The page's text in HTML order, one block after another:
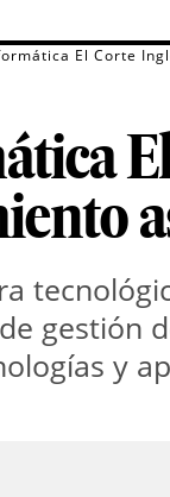
El Corte
gestión
y